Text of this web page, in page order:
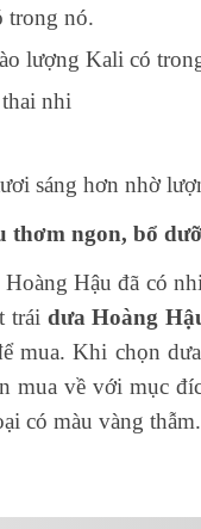
trong nó.
lượng Kali có
nhi
sáng hơn nhờ
thơm ngon, bổ
Hậu đã có
trái dưa Hoàng
mua. Khi chọn
mua về với mục
có màu vàng thẫm.